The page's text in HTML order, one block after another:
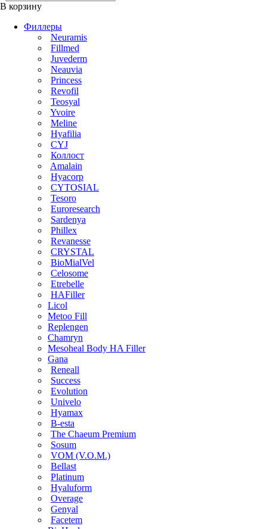
В корзину
Филлеры
Neuramis
Fillmed
Juvederm
Neauvia
Princess
Revofil
Teosyal
Yvoire
Meline
Hyafilia
CYJ
Коллост
Amalain
Hyacorp
CYTOSIAL
Tesoro
Euroresearch
Sardenya
Phillex
Revanesse
CRYSTAL
BioMialVel
Celosome
Etrebelle
HAFiller
Licol
Metoo Fill
Replengen
Chamryn
Mesoheal Body HA Filler
Gana
Reneall
Success
Evolution
Univelo
Hyamax
B-esta
The Chaeum Premium
Sosum
VOM (V.O.M.)
Bellast
Platinum
Hyaluform
Overage
Genyal
Facetem